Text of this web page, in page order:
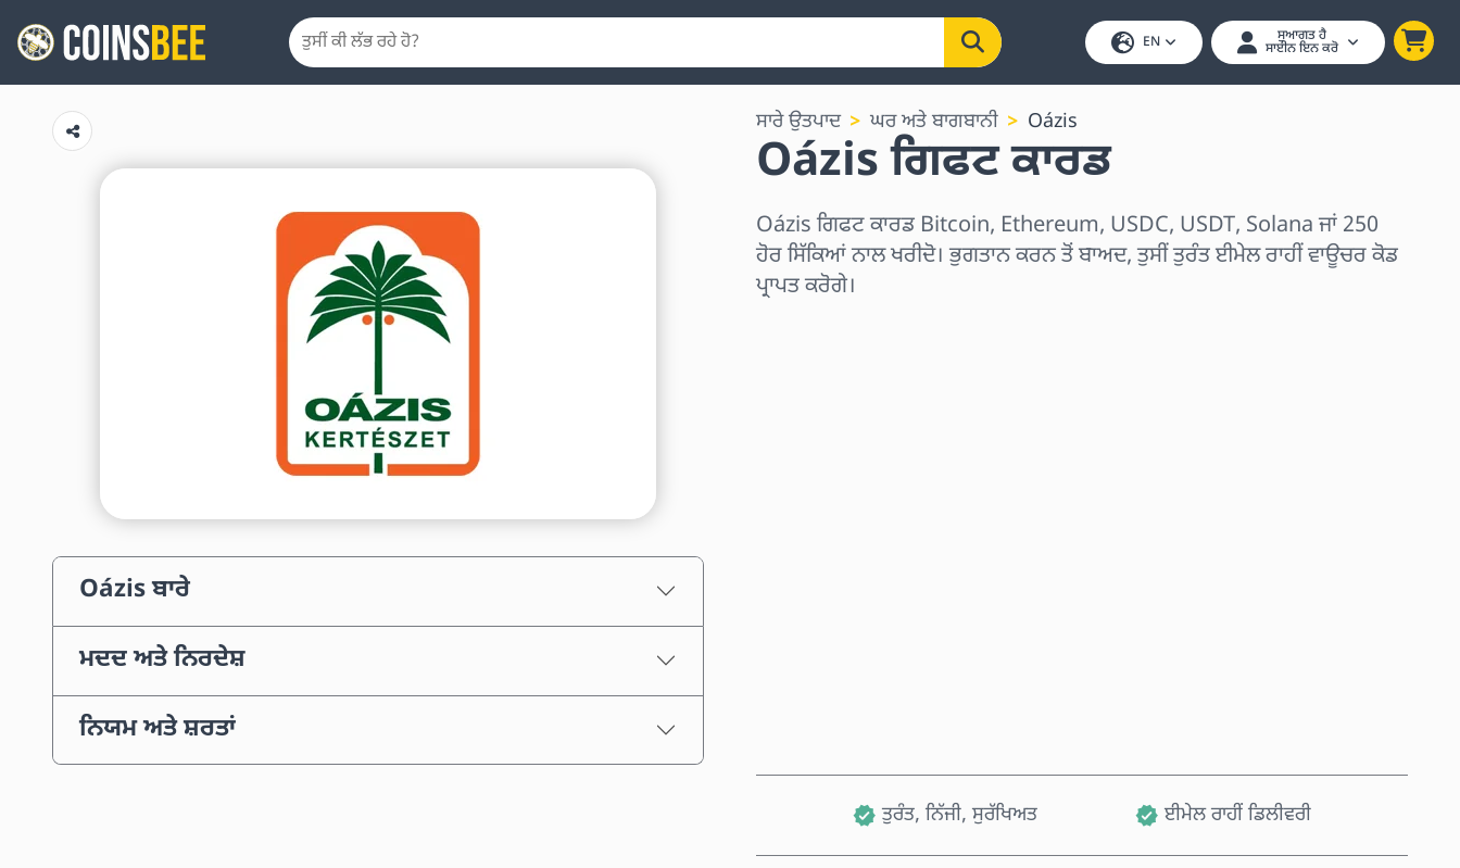
EN ਸੁਆਗਤ ਹੈ
ਸਾਈਨ ਇਨ ਕਰੋ
Oázis ਬਾਰੇ
ਮਦਦ ਅਤੇ ਨਿਰਦੇਸ਼
ਨਿਯਮ ਅਤੇ ਸ਼ਰਤਾਂ
ਸਾਰੇ ਉਤਪਾਦ ਘਰ ਅਤੇ ਬਾਗਬਾਨੀ Oázis
Oázis ਗਿਫਟ ਕਾਰਡ
Oázis ਗਿਫਟ ਕਾਰਡ Bitcoin, Ethereum, USDC, USDT, Solana ਜਾਂ 250
ਹੋਰ ਸਿੱਕਿਆਂ ਨਾਲ ਖਰੀਦੋ। ਭੁਗਤਾਨ ਕਰਨ ਤੋਂ ਬਾਅਦ, ਤੁਸੀਂ ਤੁਰੰਤ ਈਮੇਲ ਰਾਹੀਂ ਵਾਊਚਰ ਕੋਡ
ਪ੍ਰਾਪਤ ਕਰੋਗੇ।
ਤੁਰੰਤ, ਨਿੱਜੀ, ਸੁਰੱਖਿਅਤ ਈਮੇਲ ਰਾਹੀਂ ਡਿਲੀਵਰੀ